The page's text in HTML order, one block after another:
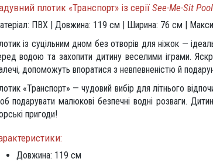
плотик «Транспорт» із серії See-Me-Sit
ПВХ | Довжина: 119 см | Ширина: 76 см |
із суцільним дном без отворів для ніжок —
водою та захопити дитину веселими іграми.
допоможуть впоратися з невпевненістю й
«Транспорт» — чудовий вибір для літнього
подарувати малюкові безпечні водні розваги.
пригоди!
Довжина: 119 см